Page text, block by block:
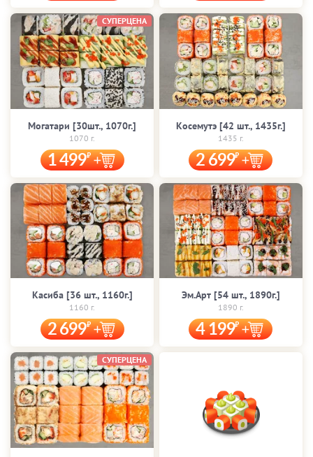
Могатари [30шт., 1070г.]
1070 г.
1 499
СУПЕРЦЕНА
Косемутэ [42 шт., 1435г.]
1435 г.
2 699
Касиба [36 шт., 1160г.]
1160 г.
2 699
Эм.Арт [54 шт., 1890г.]
1890 г.
4 199
СУПЕРЦЕНА